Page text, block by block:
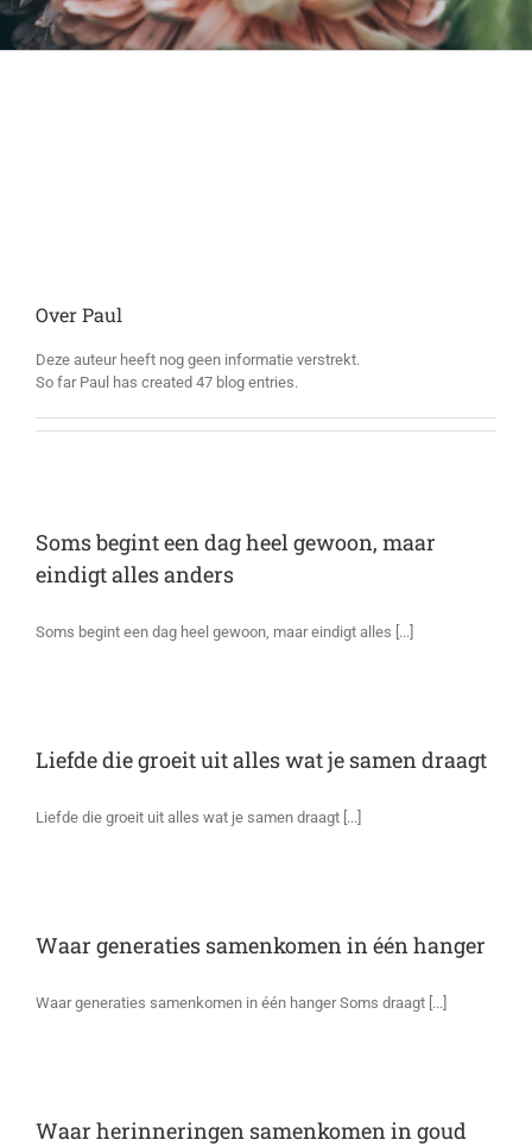
OverPaul
Deze auteur heeft nog geen informatie verstrekt.
So far Paul has created 47 blog entries.
Soms begint een dag heel gewoon, maar
eindigt alles anders
Soms begint een dag heel gewoon, maar eindigt alles [...]
Liefde die groeit uit alles wat je samen draagt
Liefde die groeit uit alles wat je samen draagt [...]
Waar generaties samenkomen in één hanger
Waar generaties samenkomen in één hanger Soms draagt [...]
Waar herinneringen samenkomen in goud